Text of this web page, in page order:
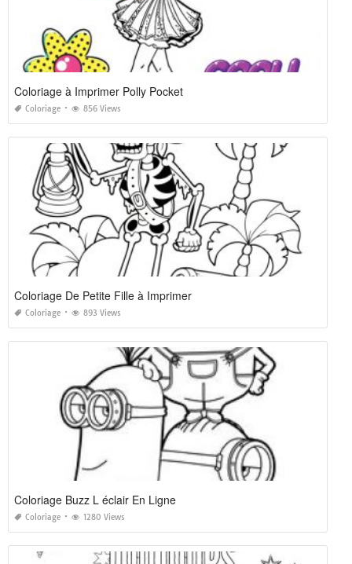
Coloriage à Imprimer Polly Pocket
Coloriage 856 Views
Coloriage De Petite Fille à Imprimer
Coloriage 893 Views
Coloriage Buzz L éclair En Ligne
Coloriage 1280 Views